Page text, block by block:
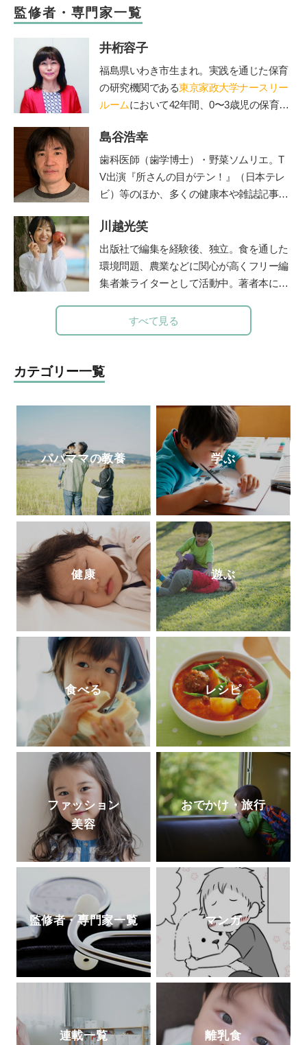
監修者・専門家一覧
井桁容子
福島県いわき市生まれ。実践を通じた保育
の研究機関である東京家政大学ナースリー
ルームにおいて42年間、0〜3歳児の保育の
子どもの本質、質の高い保育の在り方につ
いて数多くの実践研究や講演、NHK Eテレ
「すくすく子育て」「いないいないばぁ」
などメディア出演、子ども番組監修、ＤＶ
数。代表作に「ていねいなまなざしでみる
乳幼児保育」「ありのまま子育て」「保育
でつむぐ子どもと親のいい関係」など。20
18年6月より現職。講演・ワークショッ
もがおかれる環境の質の底上げに尽力中。
島谷浩幸
歯科医師（歯学博士）・野菜ソムリエ。T
V出演『所さんの目がテン！』（日本テレ
ビ）等のほか、多くの健康本や雑誌記事・
由流里舎農園
認。Twitterも更新中。
川越光笑
出版社で編集を経験後、独立。食を通した
環境問題、農業などに関心が高くフリー編
集者兼ライターとして活動中。著者本に日
り」（グラフィック社）がある。NHKやラ
ジオ番組J-Waveロハスモーニングなど多
化を語る。両親を病気で亡くしたことをき
っかけに、“人は、食べるもので体がつく
られている”ということを改めて実感。食
の大切さに目覚め、管理栄養士を目指すべ
く大学へ進学。2023年春、国家試験に合格
し、管理栄養士となる。
すべて見る
カテゴリー一覧
パパママの教養 学ぶ
健康 遊ぶ
食べる レシピ
ファッション
美容
おでかけ・旅行
監修者・専門家一覧 マンガ
連載一覧 離乳食